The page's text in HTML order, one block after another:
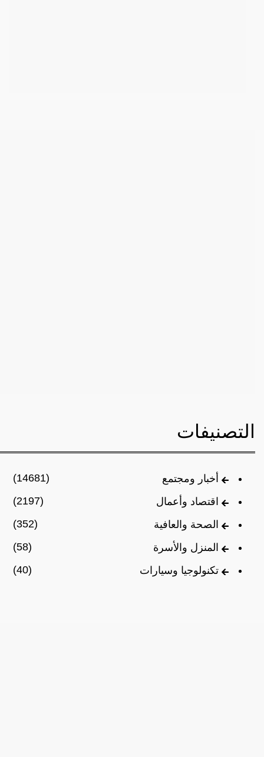
التصنيفات
أخبار ومجتمع
(14681)
اقتصاد وأعمال
(2197)
الصحة والعافية
(352)
المنزل والأسرة
(58)
تكنولوجيا وسيارات
(40)